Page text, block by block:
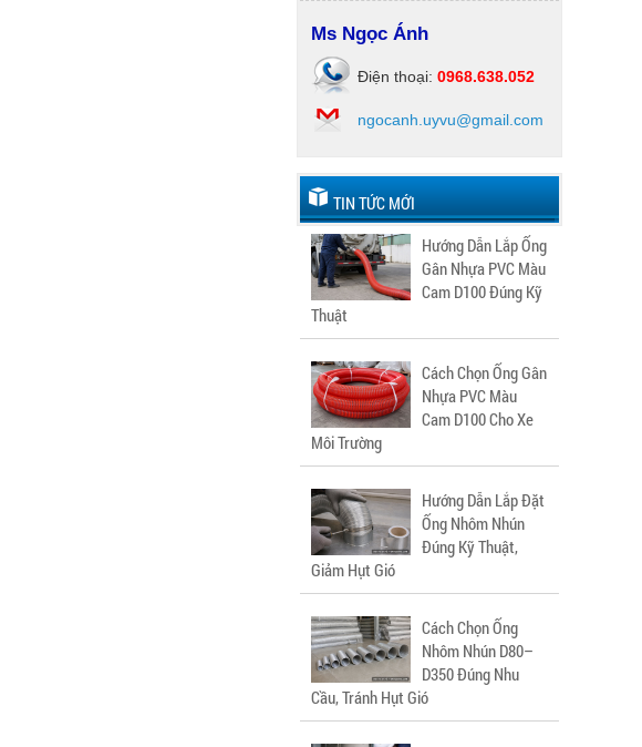
Ms Ngọc Ánh
Điện thoại: 0968.638.052
ngocanh.uyvu@gmail.com
TIN TỨC MỚI
Hướng Dẫn Lắp Ống
Gân Nhựa PVC Màu
Cam D100 Đúng Kỹ
Thuật
Cách Chọn Ống Gân
Nhựa PVC Màu
Cam D100 Cho Xe
Môi Trường
Hướng Dẫn Lắp Đặt
Ống Nhôm Nhún
Đúng Kỹ Thuật,
Giảm Hụt Gió
Cách Chọn Ống
Nhôm Nhún D80–
D350 Đúng Nhu
Cầu, Tránh Hụt Gió